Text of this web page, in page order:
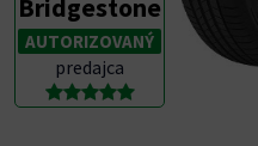
Bridgestone
AUTORIZOVANÝ
predajca